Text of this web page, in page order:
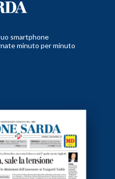
smartphone
minuto per minuto